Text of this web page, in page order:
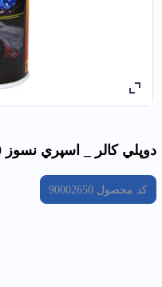
دوپلي كالر _ اسپري نسوز 800 درجه
کد محصول90002650